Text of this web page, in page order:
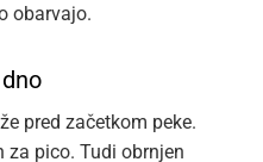
obarvajo.
pred začetkom peke.
za pico. Tudi obrnjen